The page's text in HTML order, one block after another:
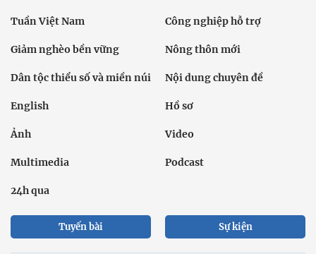
Tuần Việt Nam Công nghiệp hỗ trợ
Giảm nghèo bền vững Nông thôn mới
Dân tộc thiểu số và miền núi Nội dung chuyên đề
English Hồ sơ
Ảnh Video
Multimedia Podcast
24h qua
Tuyến bài Sự kiện